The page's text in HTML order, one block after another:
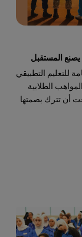
المستقبل
للتعليم التطبيقي
الطلابية
أن تترك بصمتها
والفنية